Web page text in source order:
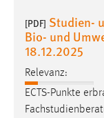
[PDF] Studien-
Bio- und
18.12.2025
Relevanz:
ECTS-Punkte